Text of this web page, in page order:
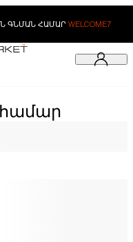
ԳՆՄԱՆ ՀԱՄԱՐ WELCOME7